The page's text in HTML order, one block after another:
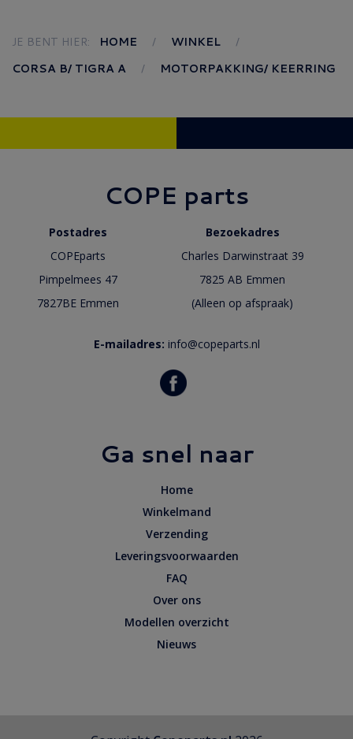
JE BENT HIER: HOME
WINKEL
CORSA B/ TIGRA A
MOTORPAKKING/ KEERRING
COPE parts
Postadres
Bezoekadres
COPEparts
Charles Darwinstraat 39
Pimpelmees 47
7825 AB Emmen
7827BE Emmen
(Alleen op afspraak)
E-mailadres: info@copeparts.nl
Ga snel naar
Home
Winkelmand
Verzending
Leveringsvoorwaarden
FAQ
Over ons
Modellen overzicht
Nieuws